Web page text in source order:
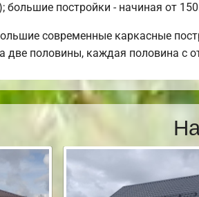
большие постройки - начиная от
современные каркасные
две половины, каждая половина с